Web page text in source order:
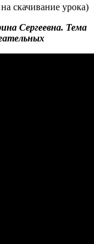
скачивание урока)
Сергеевна. Тема